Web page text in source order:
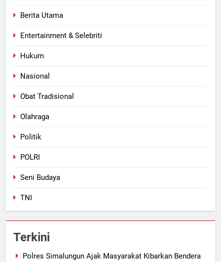
Berita Utama
Entertainment & Selebriti
Hukum
Nasional
Obat Tradisional
Olahraga
Politik
POLRI
Seni Budaya
TNI
Terkini
Polres Simalungun Ajak Masyarakat Kibarkan Bendera